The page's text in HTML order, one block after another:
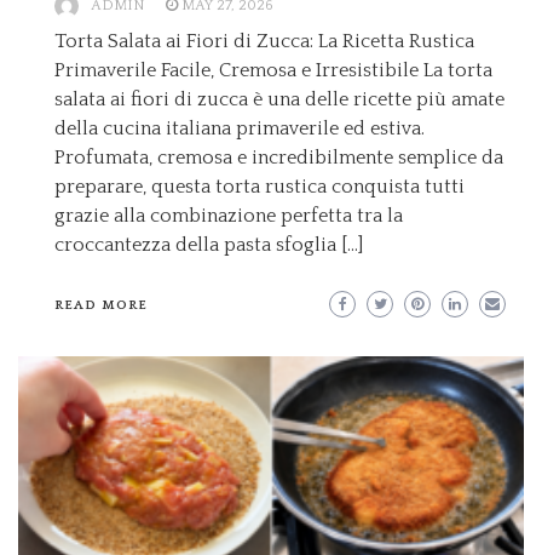
ADMIN MAY 27, 2026
Torta Salata ai Fiori di Zucca: La Ricetta Rustica
Primaverile Facile, Cremosa e Irresistibile La torta
salata ai fiori di zucca è una delle ricette più amate
della cucina italiana primaverile ed estiva.
Profumata, cremosa e incredibilmente semplice da
preparare, questa torta rustica conquista tutti
grazie alla combinazione perfetta tra la
croccantezza della pasta sfoglia […]
READ MORE